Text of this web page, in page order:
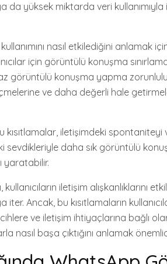
yüksek miktarda veri kullanımıyla
nasıl etkilediğini anlamak
için görüntülü konuşma
görüntülü konuşma yapma
ve daha değerli hale
kısıtlamalar, iletişimdeki
sevdikleriyle daha sık görüntülü
yaratabilir.
iletişim alışkanlıklarını
Ancak, bu kısıtlamaların
ve iletişim ihtiyaçlarına bağlı
nasıl başa çıktığını anlamak